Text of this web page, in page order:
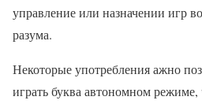
управление или назначении игр
разума.
Некоторые употребления ажно
играть буква автономном режиме,